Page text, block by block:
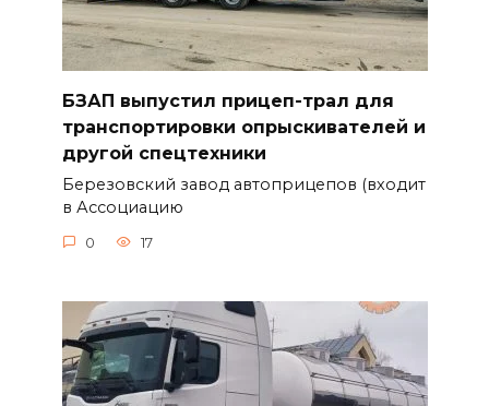
БЗАП выпустил прицеп-трал для
транспортировки опрыскивателей и
другой спецтехники
Березовский завод автоприцепов (входит
в Ассоциацию
0 17